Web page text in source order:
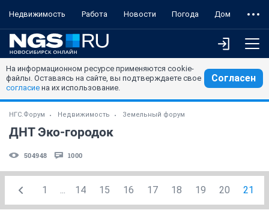
Недвижимость Работа Новости Погода Дом
На информационном ресурсе применяются cookie-
файлы. Оставаясь на сайте, вы подтверждаете свое
согласие на их использование.
Согласен
НГС.Форум Недвижимость Земельный форум
ДНТ Эко-городок
504948 1000
1 14 15 16 17 18 19 20 21